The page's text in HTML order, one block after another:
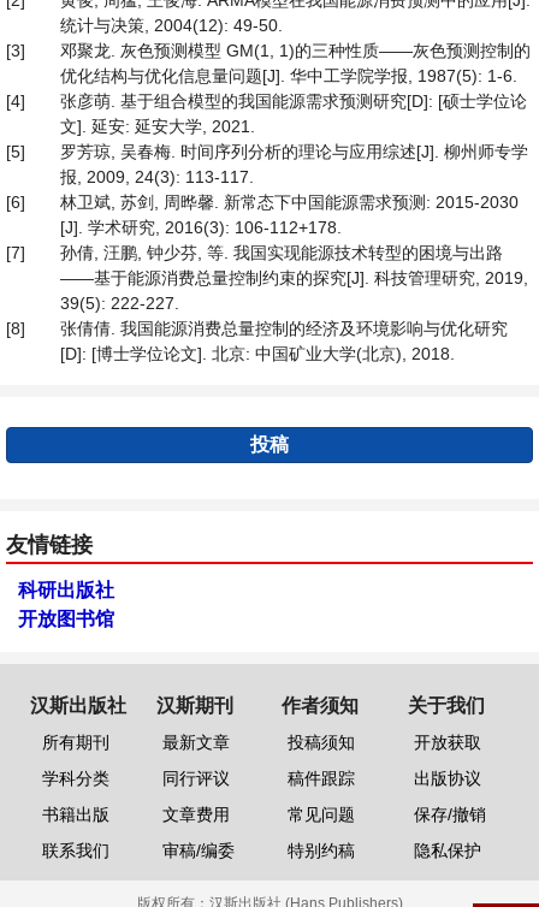
统计与决策, 2004(12): 49-50.
[3]
邓聚龙. 灰色预测模型 GM(1, 1)的三种性质——灰色预测控制的
优化结构与优化信息量问题[J]. 华中工学院学报, 1987(5): 1-6.
[4]
张彦萌. 基于组合模型的我国能源需求预测研究[D]: [硕士学位论
文]. 延安: 延安大学, 2021.
[5]
罗芳琼, 吴春梅. 时间序列分析的理论与应用综述[J]. 柳州师专学
报, 2009, 24(3): 113-117.
[6]
林卫斌, 苏剑, 周晔馨. 新常态下中国能源需求预测: 2015-2030
[J]. 学术研究, 2016(3): 106-112+178.
[7]
孙倩, 汪鹏, 钟少芬, 等. 我国实现能源技术转型的困境与出路
——基于能源消费总量控制约束的探究[J]. 科技管理研究, 2019,
39(5): 222-227.
[8]
张倩倩. 我国能源消费总量控制的经济及环境影响与优化研究
[D]: [博士学位论文]. 北京: 中国矿业大学(北京), 2018.
投稿
友情链接
科研出版社
开放图书馆
汉斯出版社
所有期刊
学科分类
书籍出版
联系我们
汉斯期刊
最新文章
同行评议
文章费用
审稿/编委
作者须知
投稿须知
稿件跟踪
常见问题
特别约稿
关于我们
开放获取
出版协议
保存/撤销
隐私保护
版权所有： 汉斯出版社 (Hans Publishers)